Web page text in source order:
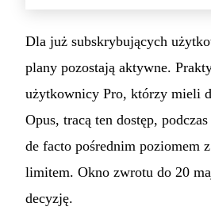
Dla już subskrybujących
plany pozostają aktywne.
użytkownicy Pro, którzy mieli
Opus, tracą ten dostęp,
de facto pośrednim poziomem
limitem. Okno zwrotu do 20
decyzję.